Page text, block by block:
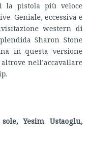
la pistola più veloce
Geniale, eccessiva e
western di
Sharon Stone
in questa versione
nell’accavallare
Yesim Ustaoglu,